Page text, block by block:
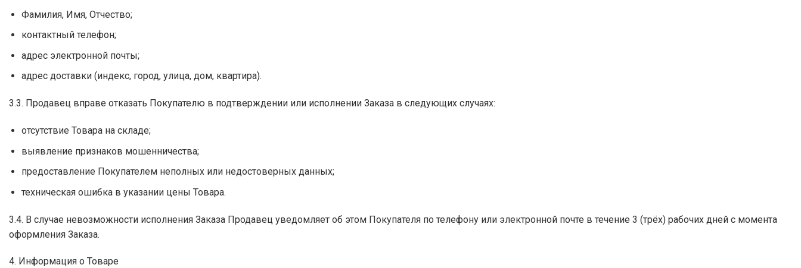
Фамилия, Имя, Отчество;
контактный телефон;
адрес электронной почты;
адрес доставки (индекс, город, улица, дом, квартира).
3.3. Продавец вправе отказать Покупателю в подтверждении или исполнении Заказа в следующих случаях:
отсутствие Товара на складе;
выявление признаков мошенничества;
предоставление Покупателем неполных или недостоверных данных;
техническая ошибка в указании цены Товара.
3.4. В случае невозможности исполнения Заказа Продавец уведомляет об этом Покупателя по телефону или электронной почте в течение 3 (трёх) рабочих дней с момента
оформления Заказа.
4. Информация о Товаре